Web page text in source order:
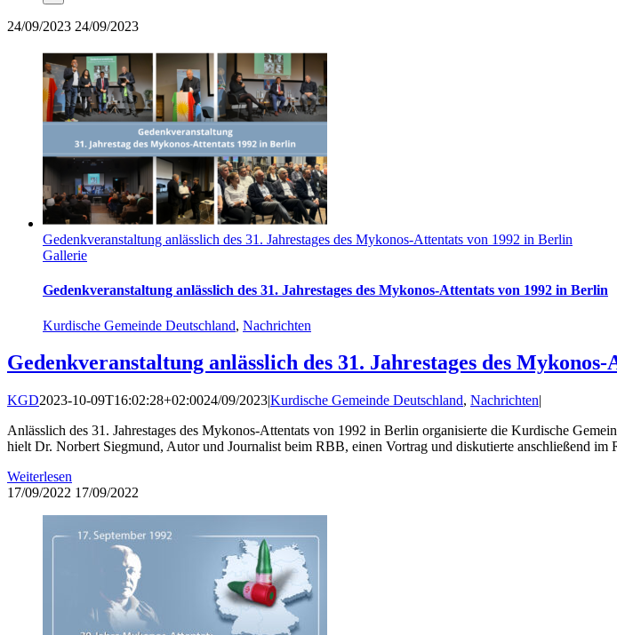
24/09/2023 24/09/2023
Gedenkveranstaltung anlässlich des 31. Jahrestages des Mykonos-Attentats von 1992 in Berlin
Gallerie
Gedenkveranstaltung anlässlich des 31. Jahrestages des Mykonos-Attentats von 1992 in Berlin
Kurdische Gemeinde Deutschland, Nachrichten
Gedenkveranstaltung anlässlich des 31. Jahrestages des
KGD2023-10-09T16:02:28+02:0024/09/2023|Kurdische Gemeinde Deutschland, Nachrichten|
Anlässlich des 31. Jahrestages des Mykonos-Attentats von 1992 in Berlin organisierte die Kurdische
hielt Dr. Norbert Siegmund, Autor und Journalist beim RBB, einen Vortrag und diskutierte anschließend
Weiterlesen
17/09/2022 17/09/2022